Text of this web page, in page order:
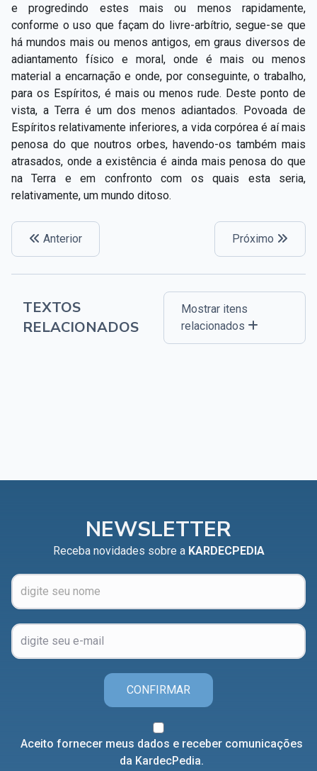
e progredindo estes mais ou menos rapidamente,
conforme o uso que façam do livre­-arbítrio, segue-­se que
há mundos mais ou menos antigos, em graus diversos de
adiantamento físico e moral, onde é mais ou menos
material a encarnação e onde, por conseguinte, o trabalho,
para os Espíritos, é mais ou menos rude. Deste ponto de
vista, a Terra é um dos menos adiantados. Povoada de
Espíritos relativamente inferiores, a vida corpórea é aí mais
penosa do que noutros orbes, havendo-­os também mais
atrasados, onde a existência é ainda mais penosa do que
na Terra e em confronto com os quais esta seria,
relativamente, um mundo ditoso.
Anterior Próximo
TEXTOS
RELACIONADOS
Mostrar itens
relacionados
NEWSLETTER
Receba novidades sobre a KARDECPEDIA
CONFIRMAR
Aceito fornecer meus dados e receber comunicações
da KardecPedia.